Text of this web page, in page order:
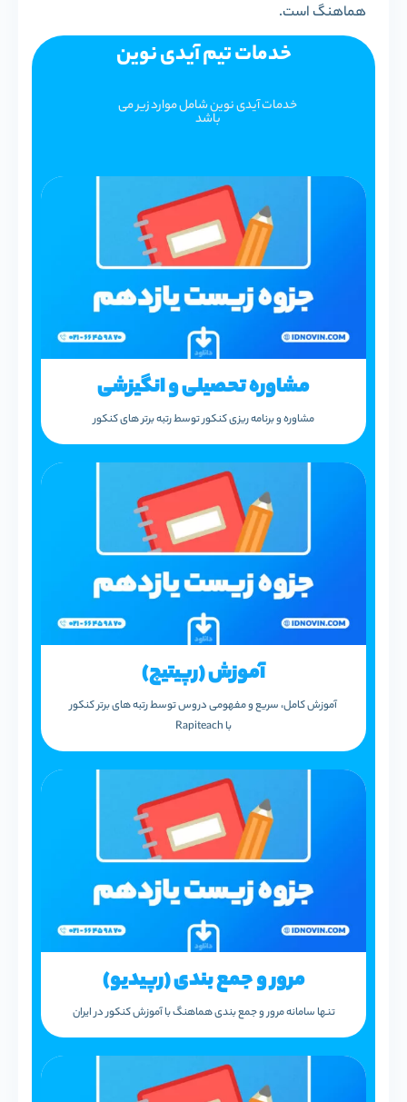
هماهنگ است.
خدمات تیم آیدی نوین
خدمات آیدی نوین شامل موارد زیر می
باشد
مشاوره تحصیلی و انگیزشی
مشاوره و برنامه ریزی کنکور توسط رتبه برتر های کنکور
آموزش (رپیتیچ​)
آموزش کامل، سریع و مفهومی دروس توسط رتبه های برتر کنکور
با Rapiteach
مرور و جمع بندی (رپیدیو)
تنها سامانه مرور و جمع بندی هماهنگ با آموزش کنکور در ایران